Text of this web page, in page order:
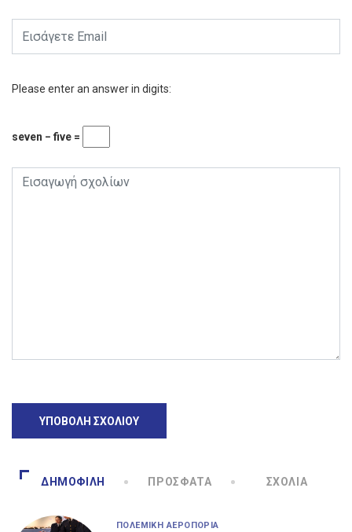
Please enter an answer in digits:
seven − five =
ΔΗΜΟΦΙΛΉ ΠΡΌΣΦΑΤΑ ΣΧΌΛΙΑ
ΠΟΛΕΜΙΚΉ ΑΕΡΟΠΟΡΊΑ